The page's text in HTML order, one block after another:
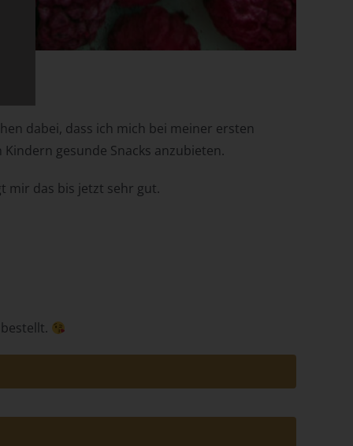
dabei, dass ich mich bei meiner ersten
gesunde Snacks anzubieten.
mir das bis jetzt sehr gut.